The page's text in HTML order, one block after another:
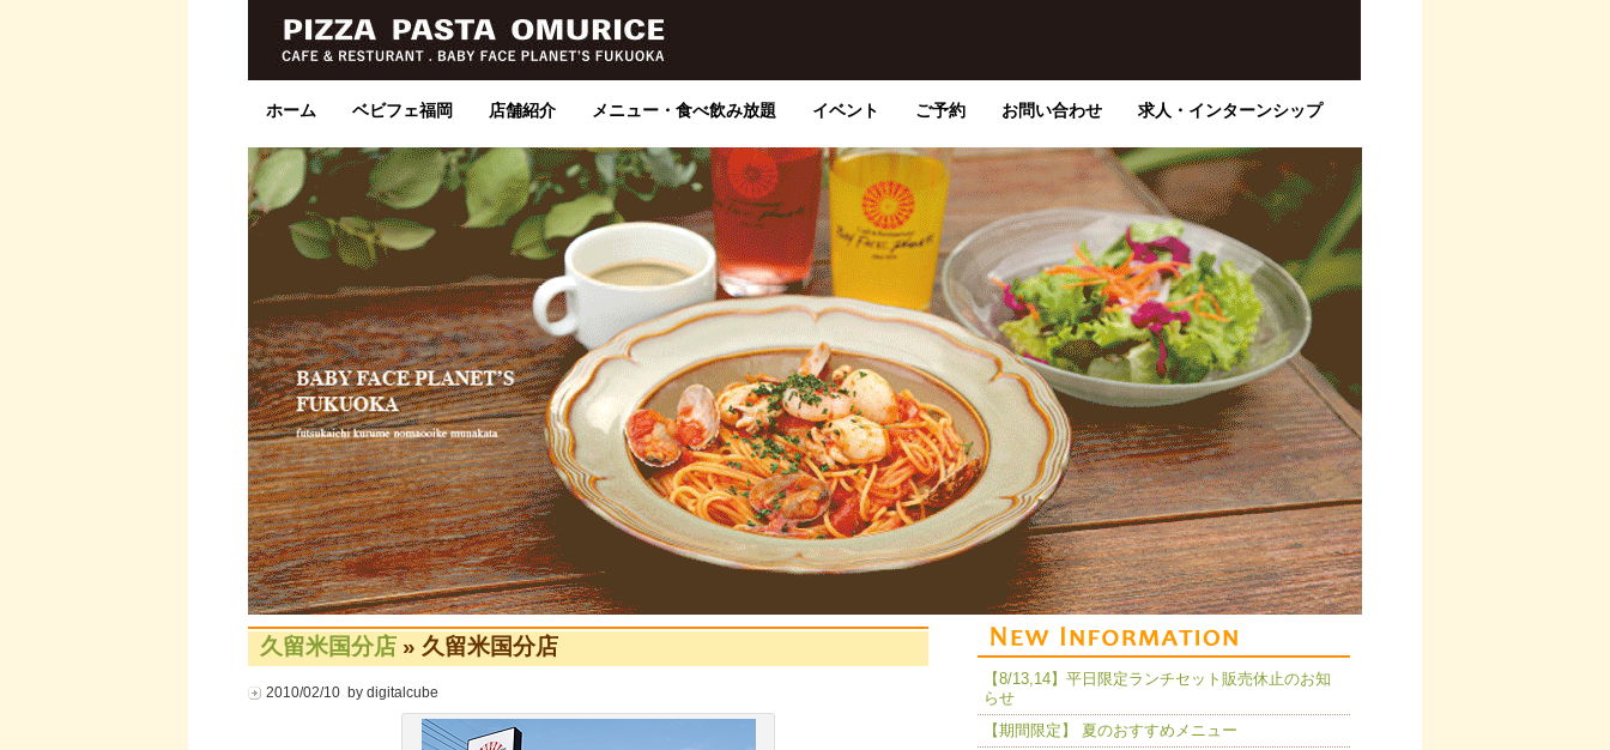
ホーム ベビフェ福岡 店舗紹介 メニュー・食べ飲み放題 イベント ご予約 お問い合わせ 求人・インターンシップ
久留米国分店 » 久留米国分店
2010/02/10 by digitalcube
【8/13,14】平日限定ランチセット販売休止のお知
らせ
【期間限定】 夏のおすすめメニュー